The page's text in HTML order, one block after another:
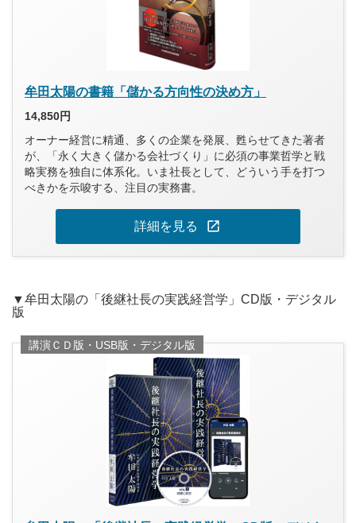
牟田太陽の書籍「儲かる方向性の決め方」
14,850円
オーナー経営に精通、多くの企業を発展、甦らせてきた著者
が、「永く大きく儲かる会社づくり」に必須の事業哲学と戦
略実務を独自に体系化。いま社長として、どういう手を打つ
べきかを示唆する、注目の実務書。
詳細を見る open_in_new
▼牟田太陽の「後継社長の実践経営学」CD版・デジタル
版
講演ＣＤ版・USB版・デジタル版